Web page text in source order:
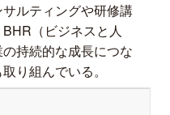
ルティングや研修講
（ビジネスと人
持続的な成長につな
り組んでいる。